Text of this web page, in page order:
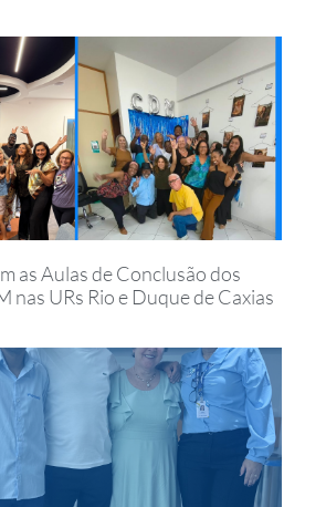
as Aulas de Conclusão dos
nas URs Rio e Duque de Caxias